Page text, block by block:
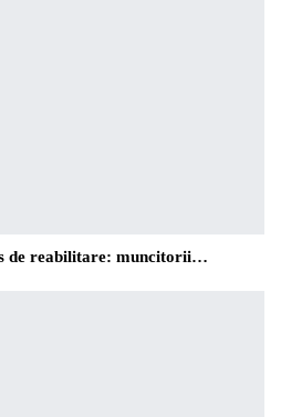
de reabilitare: muncitorii…